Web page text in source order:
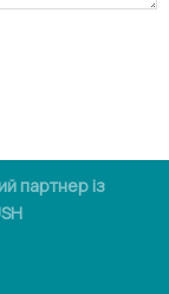
партнер із